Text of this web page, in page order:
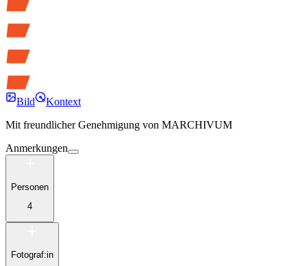
Bild
Kontext
Mit freundlicher Genehmigung von MARCHIVUM
Anmerkungen
Personen
4
Fotograf:in